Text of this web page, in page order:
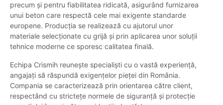
precum și pentru fiabilitatea ridicată, asigurând furnizarea
unui beton care respectă cele mai exigente standarde
europene. Producția se realizează cu ajutorul unor
materiale selecționate cu grijă și prin aplicarea unor soluții
tehnice moderne ce sporesc calitatea finală.
Echipa Crismih reunește specialiști cu o vastă experiență,
angajați să răspundă exigențelor pieței din România.
Compania se caracterizează prin orientarea către client,
respectând cu strictețe normele de siguranță și protecție